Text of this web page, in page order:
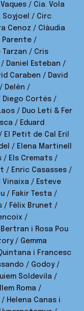
/ Cia. Vola
Soyjoel / Circ
Cenoz / Clàudia
Parente /
/ Cris
Daniel Esteban /
Caraben / David
Delên /
Diego Cortés /
/ Duo Leti & Fer
/ Eduard
El Petit de Cal Eril
/ Elena Martinell
/ Els Cremats /
/ Enric Casasses /
/ Esteve
/ Fakir Testa /
/ Fèlix Brunet /
/
i Rosa Pou
/ Gemma
i Francesc
/ Godoy /
Soldevila /
Roma /
Helena Canas i